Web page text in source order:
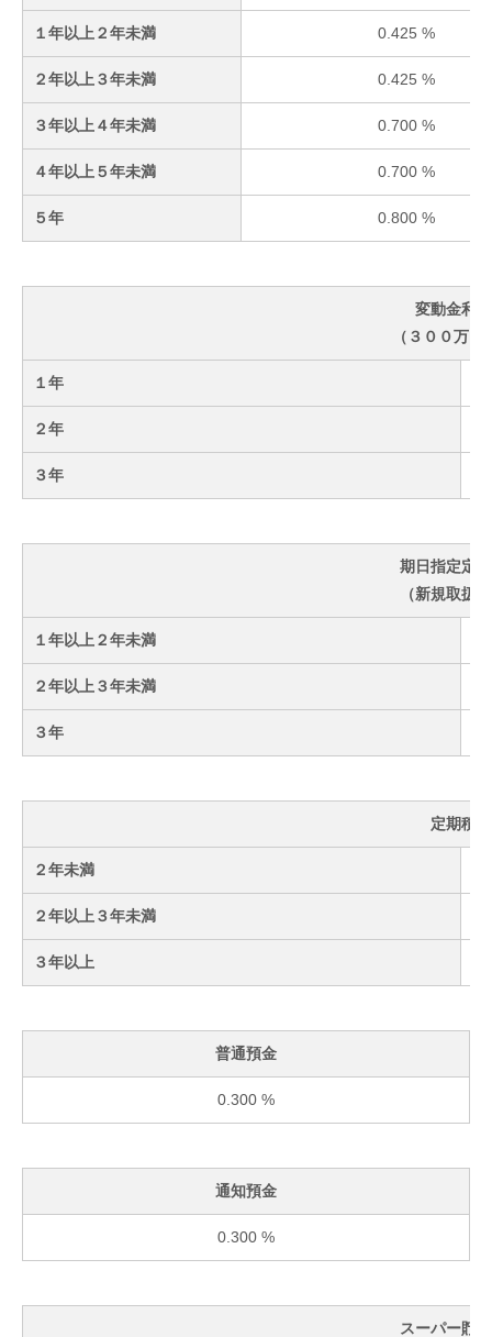
１年以上２年未満 0.425 %
２年以上３年未満 0.425 %
３年以上４年未満 0.700 %
４年以上５年未満 0.700 %
５年 0.800 %
変動金利
（３００万円
１年
２年
３年
期日指定定
（新規取扱
１年以上２年未満
２年以上３年未満
３年
定期積金
２年未満
２年以上３年未満
３年以上
普通預金
0.300 %
通知預金
0.300 %
スーパー貯